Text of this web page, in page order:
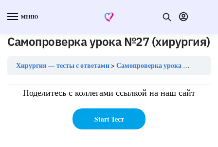
МЕНЮ
Самопроверка урока №27 (хирургия)
Хирургия — тесты с ответами Самопроверка урока №27 (хирургия)
Поделитесь с коллегами ссылкой на наш сайт